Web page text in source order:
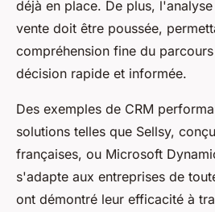
déjà en place. De plus,
vente doit être poussée,
compréhension fine du
décision rapide et informée.
Des exemples de CRM
solutions telles que Sellsy,
françaises, ou Microsoft
s'adapte aux entreprises de
ont démontré leur efficacité à